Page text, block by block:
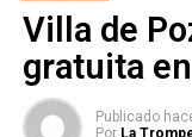
Villa de
gratuita
Publicado
Por La